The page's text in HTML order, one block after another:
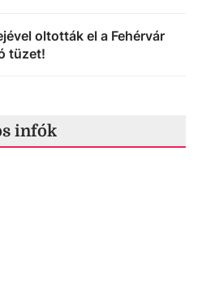
oltották el a Fehérvár
tüzet!
infók